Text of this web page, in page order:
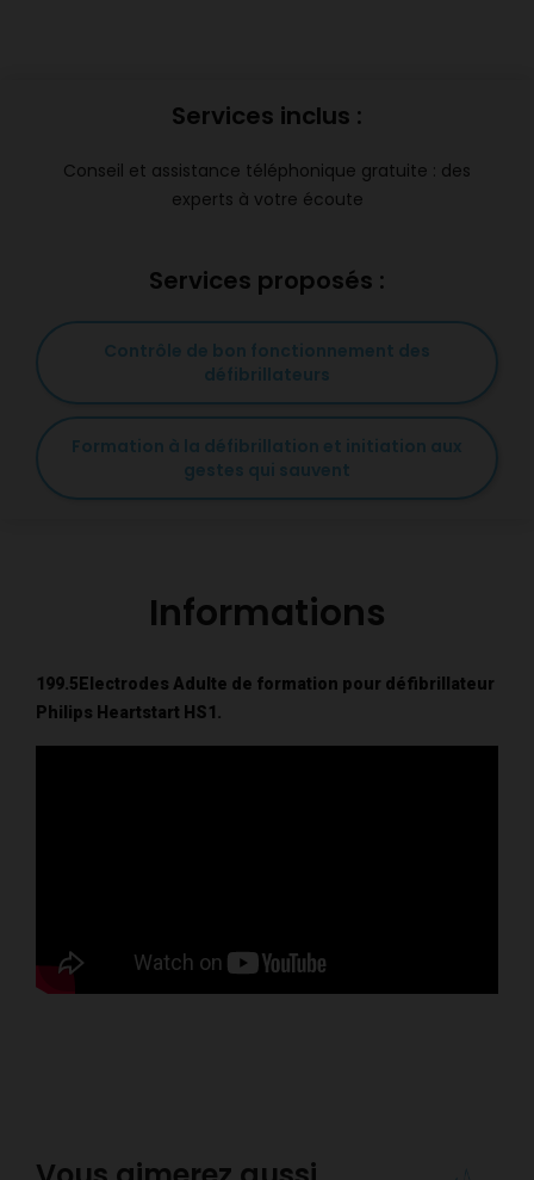
Services inclus :
Conseil et assistance téléphonique gratuite : des
experts à votre écoute
Services proposés :
Contrôle de bon fonctionnement des
défibrillateurs
Formation à la défibrillation et initiation aux
gestes qui sauvent
Informations
199.5Electrodes Adulte de formation pour défibrillateur
Philips Heartstart HS1.